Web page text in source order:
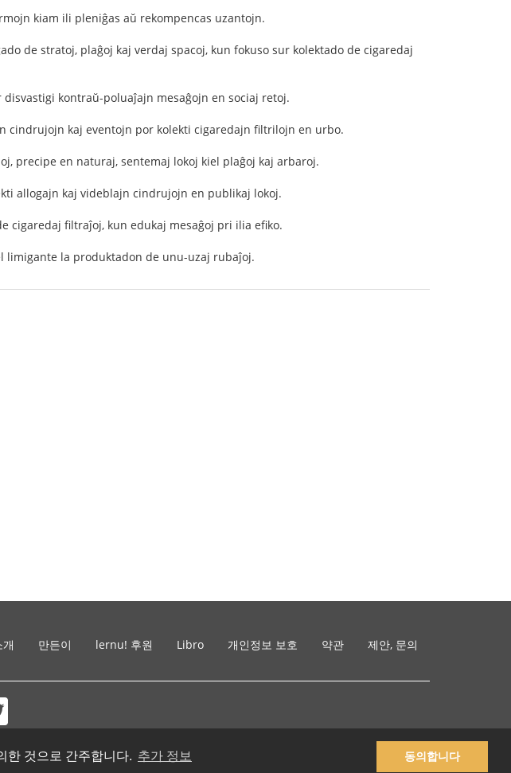
한 것으로 간주합니다. 추가 정보 동의합니다
kiam ili pleniĝas aŭ rekompencas uzantojn.
de stratoj, plaĝoj kaj verdaj spacoj, kun fokuso sur kolektado de cigaredaj
kontraŭ-poluaĵajn mesaĝojn en sociaj retoj.
cindrujojn kaj eventojn por kolekti cigaredajn filtrilojn en urbo.
precipe en naturaj, sentemaj lokoj kiel plaĝoj kaj arbaroj.
allogajn kaj videblajn cindrujojn en publikaj lokoj.
cigaredaj filtraĵoj, kun edukaj mesaĝoj pri ilia efiko.
limigante la produktadon de unu-uzaj rubaĵoj.
만든이 lernu! 후원 Libro 개인정보 보호 약관 제안, 문의